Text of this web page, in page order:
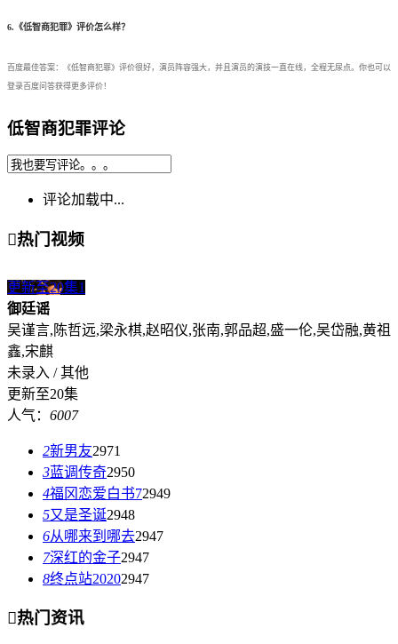
6.《低智商犯罪》评价怎么样？
百度最佳答案：《低智商犯罪》评价很好，演员阵容强大，并且演员的演技一直在线，全程无尿点。你也可以
登录百度问答获得更多评价！
低智商犯罪评论
评论加载中...
热门视频
更新至20集1
御廷谣
吴谨言,陈哲远,梁永棋,赵昭仪,张南,郭品超,盛一伦,吴岱融,黄祖
鑫,宋麒
未录入 / 其他
更新至20集
人气： 6007
2新男友2971
3蓝调传奇2950
4福冈恋爱白书72949
5又是圣诞2948
6从哪来到哪去2947
7深红的金子2947
8终点站20202947
热门资讯